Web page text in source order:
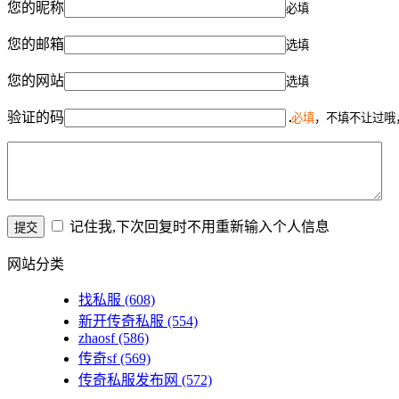
您的昵称 必填
您的邮箱 选填
您的网站 选填
验证的码 必填，不填不让过
记住我,下次回复时不用重新输入个人信息
网站分类
找私服 (608)
新开传奇私服 (554)
zhaosf(586)
传奇sf(569)
传奇私服发布网 (572)